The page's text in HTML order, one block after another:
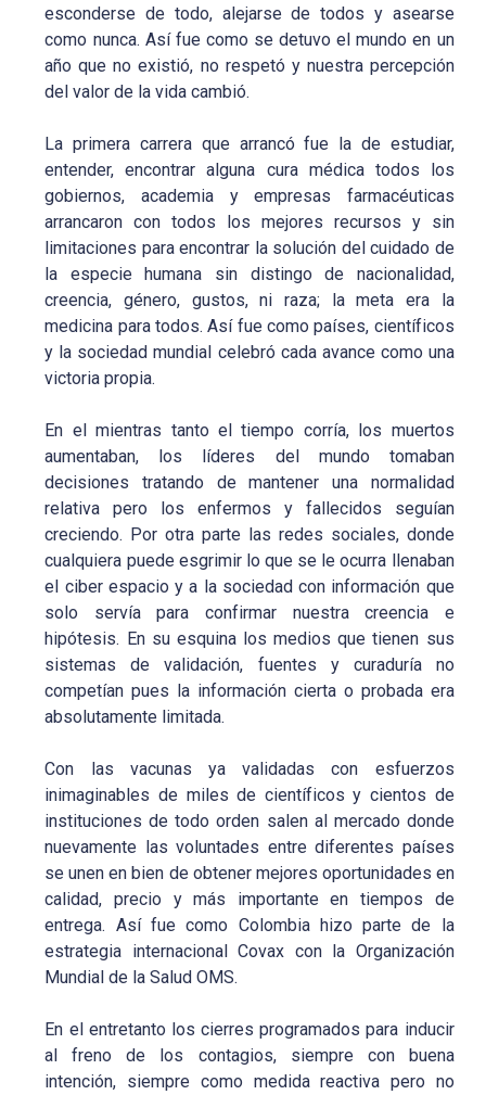
esconderse de todo, alejarse de todos y asearse
como nunca. Así fue como se detuvo el mundo en un
año que no existió, no respetó y nuestra percepción
del valor de la vida cambió.
La primera carrera que arrancó fue la de estudiar,
entender, encontrar alguna cura médica todos los
gobiernos, academia y empresas farmacéuticas
arrancaron con todos los mejores recursos y sin
limitaciones para encontrar la solución del cuidado de
la especie humana sin distingo de nacionalidad,
creencia, género, gustos, ni raza; la meta era la
medicina para todos. Así fue como países, científicos
y la sociedad mundial celebró cada avance como una
victoria propia.
En el mientras tanto el tiempo corría, los muertos
aumentaban, los líderes del mundo tomaban
decisiones tratando de mantener una normalidad
relativa pero los enfermos y fallecidos seguían
creciendo. Por otra parte las redes sociales, donde
cualquiera puede esgrimir lo que se le ocurra llenaban
el ciber espacio y a la sociedad con información que
solo servía para confirmar nuestra creencia e
hipótesis. En su esquina los medios que tienen sus
sistemas de validación, fuentes y curaduría no
competían pues la información cierta o probada era
absolutamente limitada.
Con las vacunas ya validadas con esfuerzos
inimaginables de miles de científicos y cientos de
instituciones de todo orden salen al mercado donde
nuevamente las voluntades entre diferentes países
se unen en bien de obtener mejores oportunidades en
calidad, precio y más importante en tiempos de
entrega. Así fue como Colombia hizo parte de la
estrategia internacional Covax con la Organización
Mundial de la Salud OMS.
En el entretanto los cierres programados para inducir
al freno de los contagios, siempre con buena
intención, siempre como medida reactiva pero no